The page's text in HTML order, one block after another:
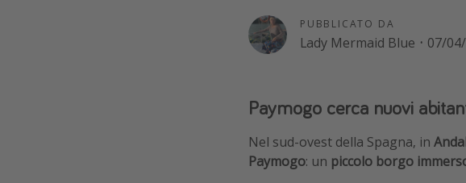
PUBBLICATO DA
Lady Mermaid Blue · 07/
Paymogo cerca nuovi
Nel sud-ovest della Spagna, in
Paymogo: un piccolo borgo